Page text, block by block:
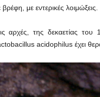
βρέφη, με εντερικές λοιμώξεις.
αρχές, της δεκαετίας του
acidophilus έχει